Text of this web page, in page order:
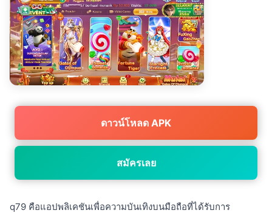
ดาวน์โหลด APK
สมัครเลย
q79 คือแอปพลิเคชันเพื่อความบันเทิงบนมือถือที่ได้รับการ